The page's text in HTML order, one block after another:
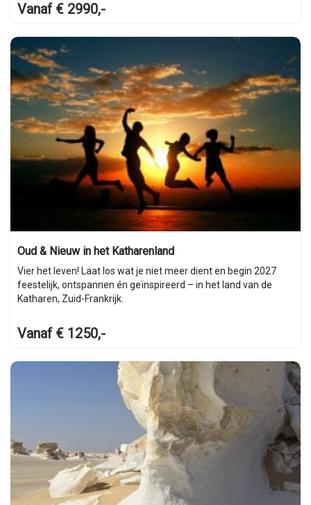
Vanaf € 2990,-
Oud & Nieuw in het Katharenland
Vier het leven! Laat los wat je niet meer dient en begin 2027
feestelijk, ontspannen én geïnspireerd – in het land van de
Katharen, Zuid-Frankrijk.
Vanaf € 1250,-